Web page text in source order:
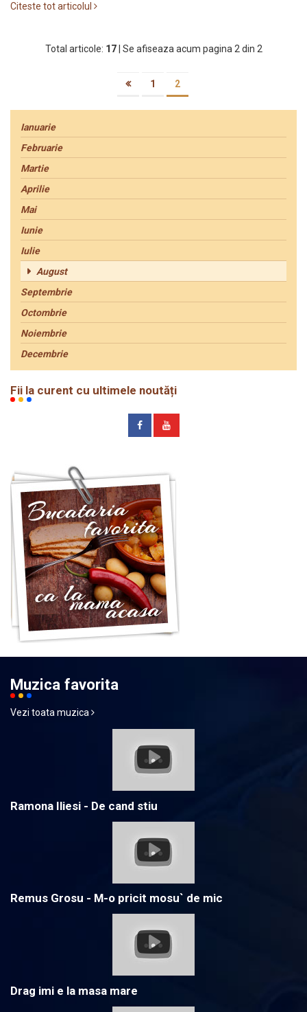
Citeste tot articolul
Total articole: 17| Se afiseaza acum pagina 2 din 2
1 2
Ianuarie
Februarie
Martie
Aprilie
Mai
Iunie
Iulie
August
Septembrie
Octombrie
Noiembrie
Decembrie
Fii la curent cu ultimele noutăți
Muzica favorita
Vezi toata muzica
Ramona Iliesi - De cand stiu
Remus Grosu - M-o pricit mosu` de mic
Drag imi e la masa mare